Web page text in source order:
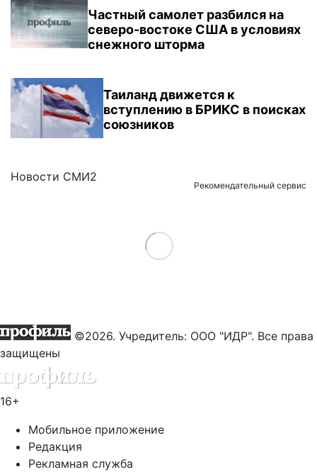
Частный самолет разбился на
северо-востоке США в условиях
снежного шторма
Таиланд движется к
вступлению в БРИКС в поисках
союзников
Новости СМИ2
Рекомендательный сервис
Load More
©2026. Учредитель: ООО "ИДР". Все права
защищены
16+
Мобильное приложение
Редакция
Рекламная служба